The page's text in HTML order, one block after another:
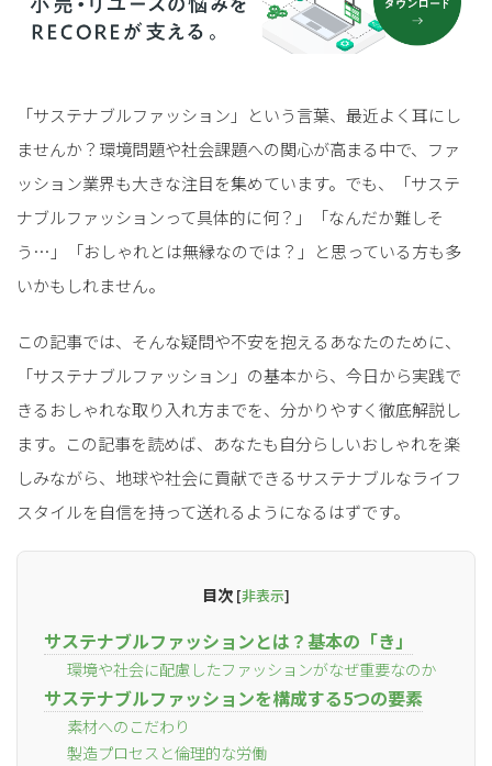
「サステナブルファッション」という言葉、最近よく耳にし
ませんか？環境問題や社会課題への関心が高まる中で、ファ
ッション業界も大きな注目を集めています。でも、「サステ
ナブルファッションって具体的に何？」「なんだか難しそ
う…」「おしゃれとは無縁なのでは？」と思っている方も多
いかもしれません。
この記事では、そんな疑問や不安を抱えるあなたのために、
「サステナブルファッション」の基本から、今日から実践で
きるおしゃれな取り入れ方までを、分かりやすく徹底解説し
ます。この記事を読めば、あなたも自分らしいおしゃれを楽
しみながら、地球や社会に貢献できるサステナブルなライフ
スタイルを自信を持って送れるようになるはずです。
目次 [非表示]
サステナブルファッションとは？基本の「き」
環境や社会に配慮したファッションがなぜ重要なのか
サステナブルファッションを構成する5つの要素
素材へのこだわり
製造プロセスと倫理的な労働